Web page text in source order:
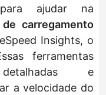
ajudar na
carregamento
Insights, o
ferramentas
e
a velocidade do